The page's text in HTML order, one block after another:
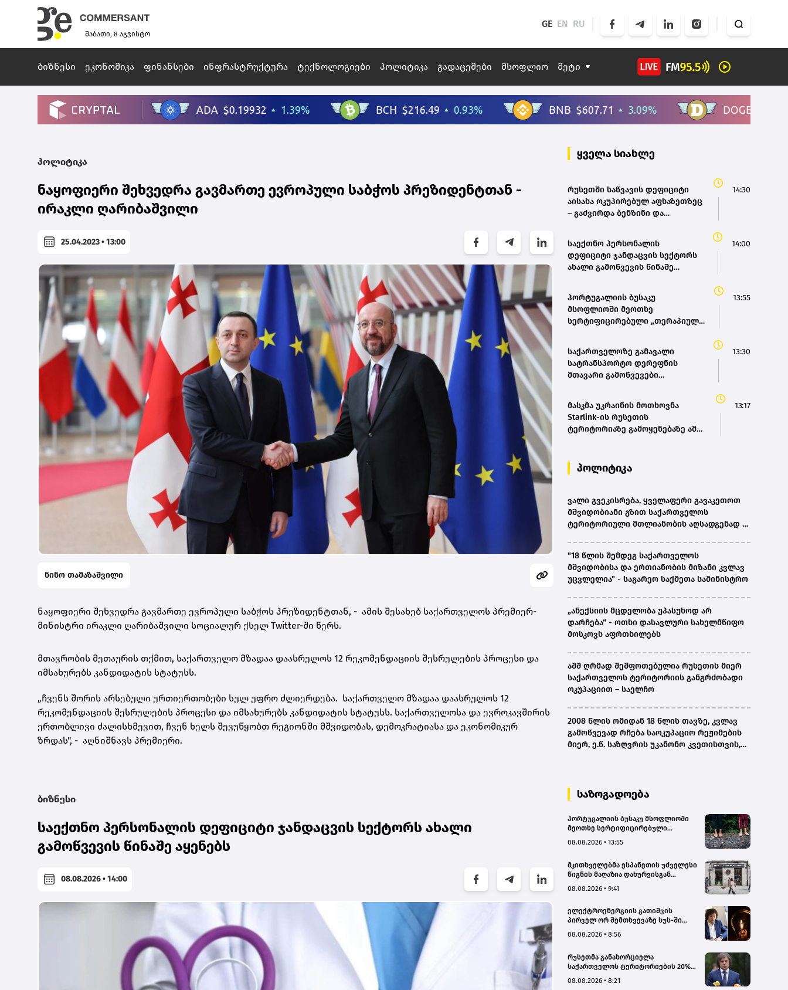
შაბათი, 8 აგვისტო
GE EN RU
ბიზნესი ეკონომიკა ფინანსები ინფრასტრუქტურა ტექნოლოგიები პოლიტიკა გადაცემები მსოფლიო მეტი
პოლიტიკა
ნაყოფიერი შეხვედრა გავმართე ევროპული საბჭოს პრეზიდენტთან -
ირაკლი ღარიბაშვილი
25.04.2023 • 13:00
ნინო თამაზაშვილი
ნაყოფიერი შეხვედრა გავმართე ევროპული საბჭოს პრეზიდენტთან, - ამის შესახებ საქართველოს პრემიერ-
მინისტრი ირაკლი ღარიბაშვილი სოციალურ ქსელ Twitter-ში წერს.
მთავრობის მეთაურის თქმით, საქართველო მზადაა დაასრულოს 12 რეკომენდაციის შესრულების პროცესი და
იმსახურებს კანდიდატის სტატუსს.
„ჩვენს შორის არსებული ურთიერთობები სულ უფრო ძლიერდება. საქართველო მზადაა დაასრულოს 12
რეკომენდაციის შესრულების პროცესი და იმსახურებს კანდიდატის სტატუსს. საქართველოსა და ევროკავშირის
ერთობლივი ძალისხმევით, ჩვენ ხელს შევუწყობთ რეგიონში მშვიდობას, დემოკრატიასა და ეკონომიკურ
ზრდას", - აღნიშნავს პრემიერი.
ბიზნესი
საექთნო პერსონალის დეფიციტი ჯანდაცვის სექტორს ახალი
გამოწვევის წინაშე აყენებს
08.08.2026 • 14:00
ყველა სიახლე
რუსეთში საწვავის დეფიციტი
აისახა ოკუპირებულ აფხაზეთზეც
– გაძვირდა ბენზინი და
14:30
საექთნო პერსონალის
დეფიციტი ჯანდაცვის სექტორს
ახალი გამოწვევის წინაშე
14:00
პორტუგალიის ბუსაკუ
მსოფლიოში მეოთხე
სერტიფიცირებული „თერაპიული
13:55
საქართველოზე გამავალი
სატრანსპორტო დერეფნის
მთავარი გამოწვევები
- შეფასება
13:30
მასკმა უკრაინის მოთხოვნა
Starlink-ის რუსეთის
ტერიტორიაზე გამოყენებაზე ამ
13:17
პოლიტიკა
ვალი გვეკისრება, ყველაფერი გავაკეთოთ
მშვიდობიანი გზით საქართველოს
ტერიტორიული მთლიანობის აღსადგენად -
"18 წლის შემდეგ საქართველოს
მშვიდობისა და ერთიანობის მიზანი კვლავ
უცვლელია" - საგარეო საქმეთა სამინისტრო
„ანექსიის მცდელობა უპასუხოდ არ
დარჩება“ - ოთხი დასავლური სახელმწიფო
მოსკოვს აფრთხილებს
აშშ ღრმად შეშფოთებულია რუსეთის მიერ
საქართველოს ტერიტორიის განგრძობადი
ოკუპაციით – საელჩო
2008 წლის ომიდან 18 წლის თავზე, კვლავ
გამოწვევად რჩება საოკუპაციო რეჟიმების
მიერ, ე.წ. საზღვრის უკანონო კვეთისთვის,
სახალხო დამცველი
საზოგადოება
პორტუგალიის ბუსაკუ მსოფლიოში
მეოთხე სერტიფიცირებული
08.08.2026 • 13:55
მკითხველებმა ესპანეთის უძველესი
წიგნის მაღაზია დახურვისგან
08.08.2026 • 9:41
ელექტროენერგიის გათიშვის
პირველ ორ შემთხვევაზე სუს-ში
გათიშვას ჰქონდა კონკრეტული
სამუშაოები ენგურჰესზე - კობახიძე
08.08.2026 • 8:56
რუსეთმა განახორციელა
საქართველოს ტერიტორიების 20%-
რეჟიმის და „ნაცმოძრაობის“
08.08.2026 • 8:21